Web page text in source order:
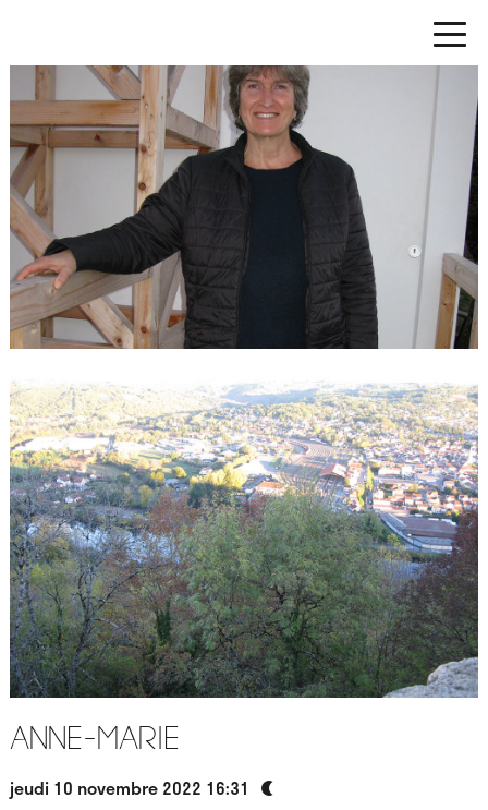
Anne-Marie
jeudi 10 novembre 2022 16:31